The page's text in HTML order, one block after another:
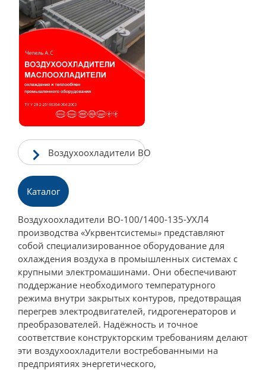
Воздухоохладители ВО
Каталог
Воздухоохладители ВО-100/1400-135-УХЛ4
производства «Укрвентсистемы» представляют
собой специализированное оборудование для
охлаждения воздуха в промышленных системах с
крупными электромашинами. Они обеспечивают
поддержание необходимого температурного
режима внутри закрытых контуров, предотвращая
перегрев электродвигателей, гидрогенераторов и
преобразователей. Надёжность и точное
соответствие конструкторским требованиям делают
эти воздухоохладители востребованными на
предприятиях энергетического,